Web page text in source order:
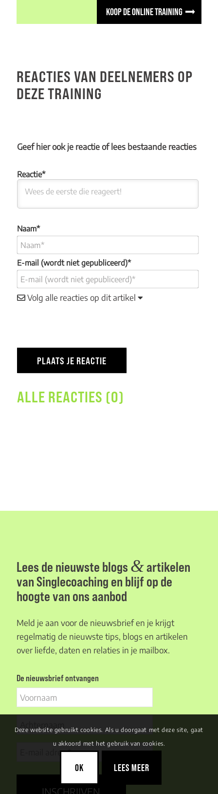
KOOP DE ONLINE TRAINING
REACTIES VAN DEELNEMERS OP
DEZE TRAINING
Geef hier ook je reactie of lees bestaande reacties
Naam*
E-mail (wordt niet gepubliceerd)*
Volg alle reacties op dit artikel
ALLE REACTIES (0)
Lees de nieuwste blogs &artikelen
van Singlecoaching en blijf op de
hoogte van ons aanbod
Meld je aan voor de nieuwsbrief en je krijgt
regelmatig de nieuwste tips, blogs en artikelen
over liefde, daten en relaties in je mailbox.
De nieuwsbrief ontvangen
Voornaam
adres
Deze website gebruikt cookies. Als u doorgaat met deze site, gaat
u akkoord met het gebruik van cookies.
OK LEES MEER